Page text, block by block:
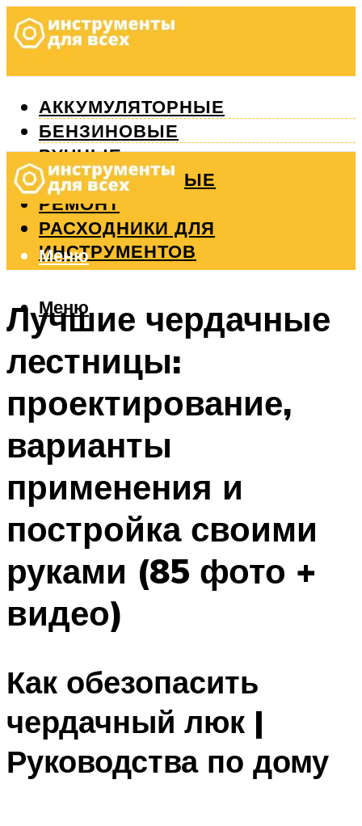
АККУМУЛЯТОРНЫЕ
БЕНЗИНОВЫЕ
РУЧНЫЕ
ИЗМЕРИТЕЛЬНЫЕ
РЕМОНТ
РАСХОДНИКИ ДЛЯ
ИНСТРУМЕНТОВ
Меню
Меню
Лучшие чердачные
лестницы:
проектирование,
варианты
применения и
постройка своими
руками (85 фото +
видео)
Как обезопасить
чердачный люк |
Руководства по дому